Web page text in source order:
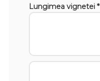
Lungimea vignetei *